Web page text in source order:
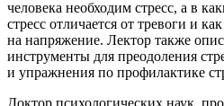
человека необходим стресс, а в
стресс отличается от тревоги и
на напряжение. Лектор также
инструменты для преодоления
и упражнения по профилактике
Доктор психологических наук,